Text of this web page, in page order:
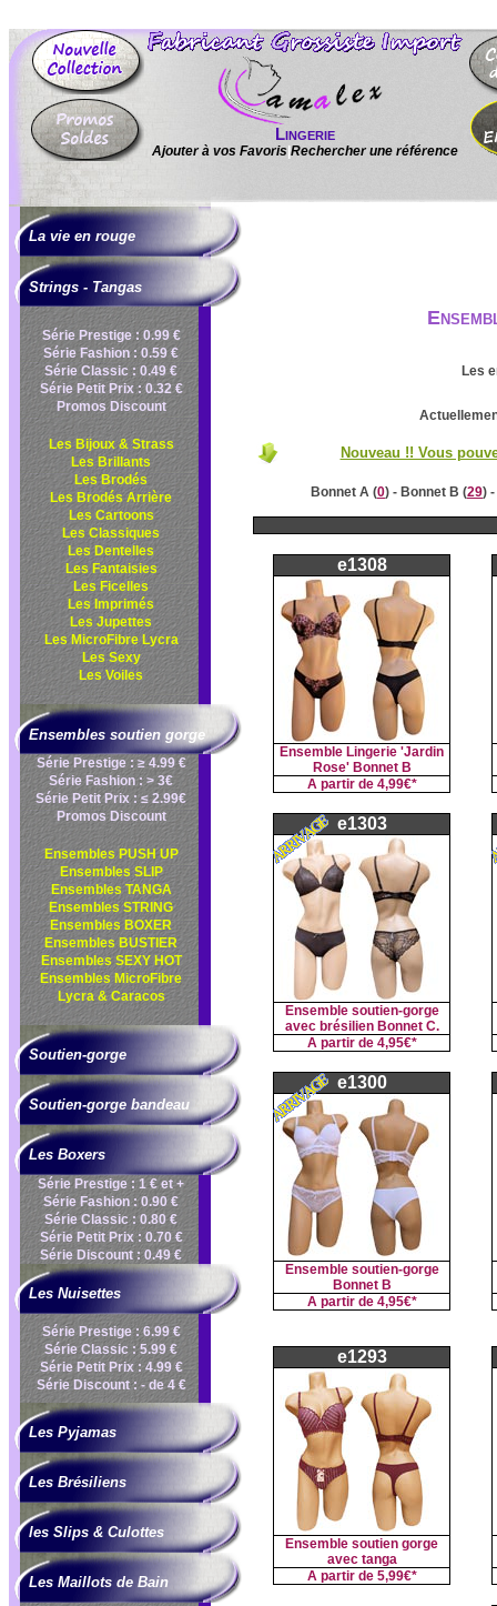
Lingerie
Ajouter à vos Favoris Rechercher une référence
La vie en rouge
Strings - Tangas
Série Prestige : 0.99 €
Série Fashion : 0.59 €
Série Classic : 0.49 €
Série Petit Prix : 0.32 €
Promos Discount
Les Bijoux & Strass
Les Brillants
Les Brodés
Les Brodés Arrière
Les Cartoons
Les Classiques
Les Dentelles
Les Fantaisies
Les Ficelles
Les Imprimés
Les Jupettes
Les MicroFibre Lycra
Les Sexy
Les Voiles
Ensembles soutien gorge
Série Prestige : ≥ 4.99 €
Série Fashion : > 3€
Série Petit Prix : ≤ 2.99€
Promos Discount
Ensembles PUSH UP
Ensembles SLIP
Ensembles TANGA
Ensembles STRING
Ensembles BOXER
Ensembles BUSTIER
Ensembles SEXY HOT
Ensembles MicroFibre
Lycra & Caracos
Soutien-gorge
Soutien-gorge bandeau
Les Boxers
Série Prestige : 1 € et +
Série Fashion : 0.90 €
Série Classic : 0.80 €
Série Petit Prix : 0.70 €
Série Discount : 0.49 €
Les Nuisettes
Série Prestige : 6.99 €
Série Classic : 5.99 €
Série Petit Prix : 4.99 €
Série Discount : - de 4 €
Les Pyjamas
Les Brésiliens
les Slips & Culottes
Les Maillots de Bain
Les
Nouveau !! Vous
Bonnet A (0) - Bonnet B (29)
e1308
Ensemble Lingerie 'Jardin
Rose' Bonnet B
A partir de 4,99€*
e1303
Ensemble soutien-gorge
avec brésilien Bonnet C.
A partir de 4,95€*
e1300
Ensemble soutien-gorge
Bonnet B
A partir de 4,95€*
e1293
Ensemble soutien gorge
avec tanga
A partir de 5,99€*